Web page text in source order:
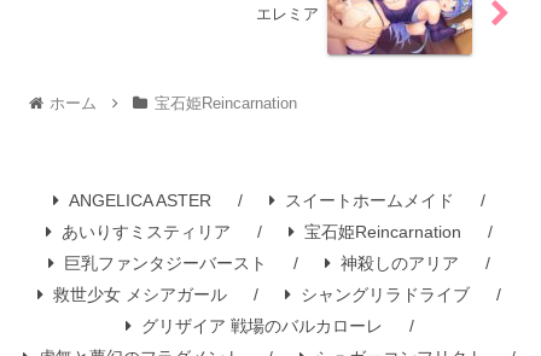
エレミア
ホーム 宝石姫Reincarnation
ANGELICA ASTER
スイートホームメイド
あいりすミスティリア
宝石姫Reincarnation
巨乳ファンタジーバースト
神殺しのアリア
救世少女 メシアガール
シャングリラドライブ
グリザイア 戦場のバルカローレ